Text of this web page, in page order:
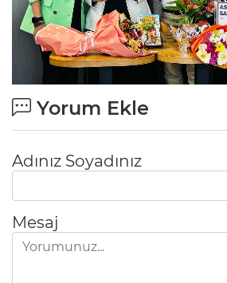
Yorum Ekle
Adınız Soyadınız
Mesaj